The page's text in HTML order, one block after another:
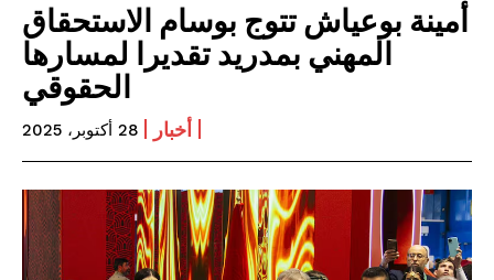
أمينة بوعياش تتوج بوسام الاستحقاق
المهني بمدريد تقديرا لمسارها
الحقوقي
أخبار 28 أكتوبر، 2025